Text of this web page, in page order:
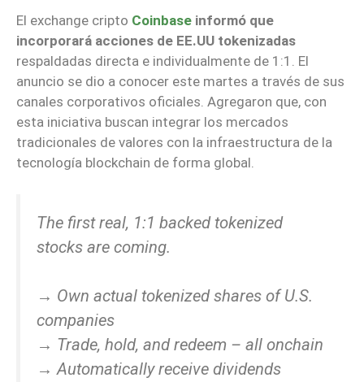
El exchange cripto Coinbase informó que
incorporará acciones de EE.UU tokenizadas
respaldadas directa e individualmente de 1:1. El
anuncio se dio a conocer este martes a través de sus
canales corporativos oficiales. Agregaron que, con
esta iniciativa buscan integrar los mercados
tradicionales de valores con la infraestructura de la
tecnología blockchain de forma global.
The first real, 1:1 backed tokenized
stocks are coming.
→ Own actual tokenized shares of U.S.
companies
→ Trade, hold, and redeem – all onchain
→ Automatically receive dividends